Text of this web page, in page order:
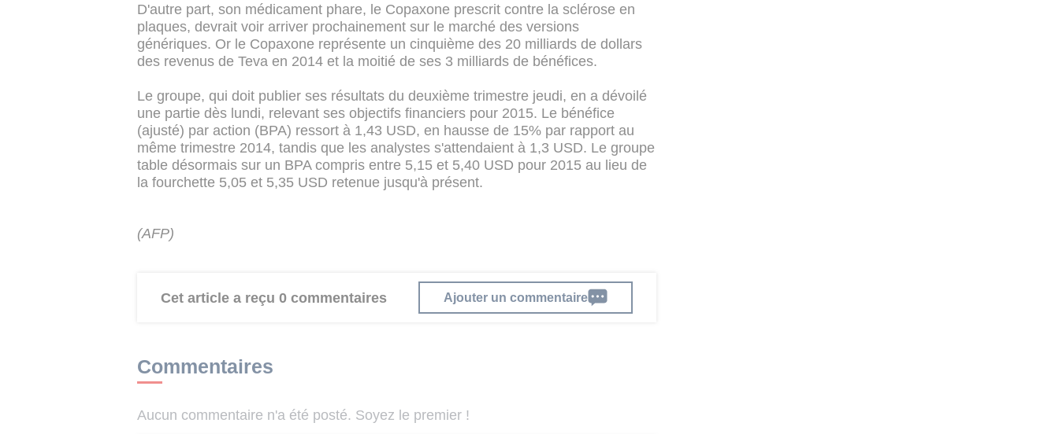
D'autre part, son médicament phare, le Copaxone prescrit contre la sclérose en
plaques, devrait voir arriver prochainement sur le marché des versions
génériques. Or le Copaxone représente un cinquième des 20 milliards de dollars
des revenus de Teva en 2014 et la moitié de ses 3 milliards de bénéfices.
Le groupe, qui doit publier ses résultats du deuxième trimestre jeudi, en a dévoilé
une partie dès lundi, relevant ses objectifs financiers pour 2015. Le bénéfice
(ajusté) par action (BPA) ressort à 1,43 USD, en hausse de 15% par rapport au
même trimestre 2014, tandis que les analystes s'attendaient à 1,3 USD. Le groupe
table désormais sur un BPA compris entre 5,15 et 5,40 USD pour 2015 au lieu de
la fourchette 5,05 et 5,35 USD retenue jusqu'à présent.
(AFP)
Cet article a reçu 0 commentaires Ajouter un commentaire
Commentaires
Aucun commentaire n'a été posté. Soyez le premier !